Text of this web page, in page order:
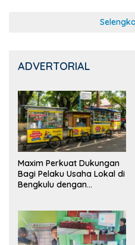
ADVERTORIAL
Maxim Perkuat Dukungan
Bagi Pelaku Usaha Lokal di
Bengkulu dengan
Pasar